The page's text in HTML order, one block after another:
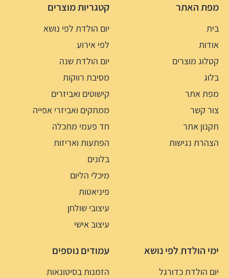
מפת האתר
בית
אודות
קטלוג מוצרים
בלוג
מפת אתר
צור קשר
תקנון אתר
הצהרת נגישות
קטגריות מוצרים
יום הולדת לפי נושא
לפי אירוע
יום הולדת שנה
מסיבת רווקות
קישוטים ואביזרים
ממתקים ואביזרי אפייה
חד פעמי מתכלה
הפתעות ואריזות
בלונים
מיכלי הליום
פיניאטות
עיצובי שולחן
עיצוב אישי
ימי הולדת לפי נושא
יום הולדת כדורגל
עמודים נוספים
הזמנות בסיטונאות